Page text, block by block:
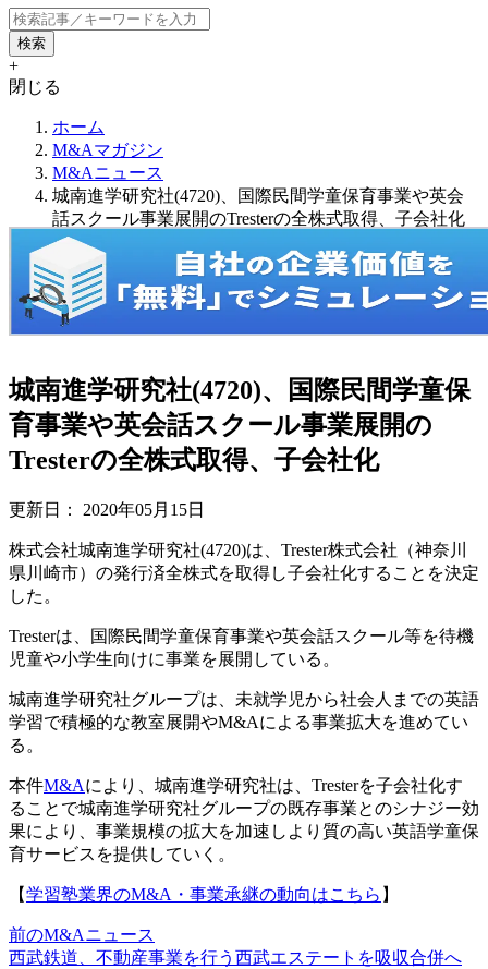
+
閉じる
ホーム
M&Aマガジン
M&Aニュース
城南進学研究社(4720)、国際民間学童保育事業や英会
話スクール事業展開のTresterの全株式取得、子会社化
城南進学研究社(4720)、国際民間学童保
育事業や英会話スクール事業展開の
Tresterの全株式取得、子会社化
更新日： 2020年05月15日
株式会社城南進学研究社(4720)は、Trester株式会社（神奈川
県川崎市）の発行済全株式を取得し子会社化することを決定
した。
Tresterは、国際民間学童保育事業や英会話スクール等を待機
児童や小学生向けに事業を展開している。
城南進学研究社グループは、未就学児から社会人までの英語
学習で積極的な教室展開やM&Aによる事業拡大を進めてい
る。
本件M&Aにより、城南進学研究社は、Tresterを子会社化す
ることで城南進学研究社グループの既存事業とのシナジー効
果により、事業規模の拡大を加速しより質の高い英語学童保
育サービスを提供していく。
【学習塾業界のM&A・事業承継の動向はこちら 】
前のM&Aニュース
西武鉄道、不動産事業を行う西武エステートを吸収合併へ